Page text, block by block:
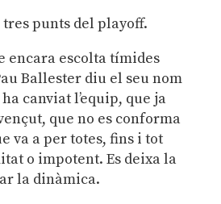
tres punts del playoff.
encara escolta tímides
Ballester diu el seu nom
canviat l’equip, que ja
que no es conforma
va a per totes, fins i tot
o impotent. Es deixa la
la dinàmica.